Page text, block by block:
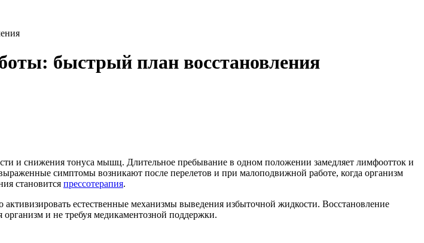
быстрый план восстановления
и снижения тонуса мышц. Длительное пребывание в одном положении замедляет лимфоотток и
симптомы возникают после перелетов и при малоподвижной работе, когда организм
становится прессотерапия.
естественные механизмы выведения избыточной жидкости. Восстановление
организм и не требуя медикаментозной поддержки.